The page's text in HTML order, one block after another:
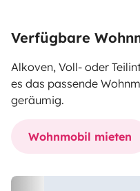
Verfügbare
Alkoven, Voll- oder
es das passende
geräumig.
Wohnmobil mieten